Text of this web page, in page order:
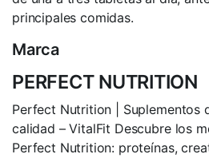
principales comidas.
Marca
PERFECT NUTRITION
Perfect Nutrition | Suplementos
calidad – VitalFit Descubre los
Perfect Nutrition: proteínas,